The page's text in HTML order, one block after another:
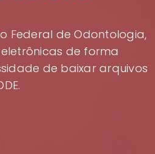
Federal de Odontologia,
de forma
de baixar arquivos